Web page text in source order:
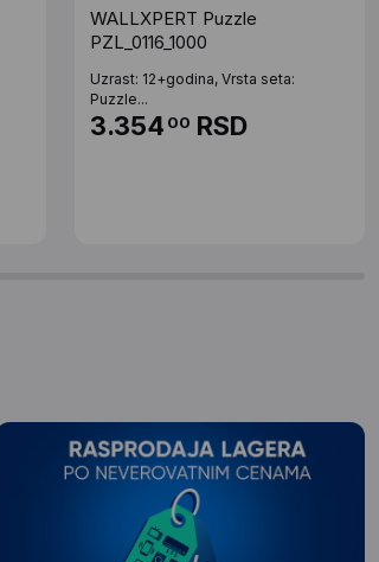
WALLXPERT Puzzle
PZL_0116_1000
Uzrast: 12+godina, Vrsta seta:
Puzzle...
3.354 00 RSD